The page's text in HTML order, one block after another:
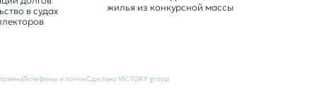
в судах
жилья из конкурсной массы
Телефоны и почтыСделано VICTORY group